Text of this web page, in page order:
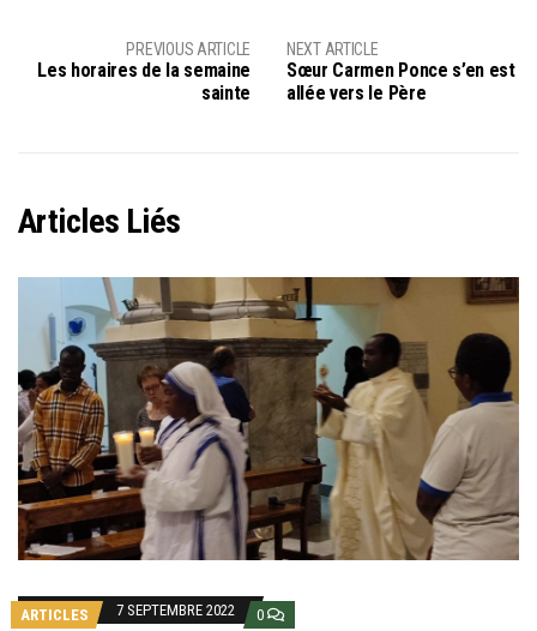
PREVIOUS ARTICLE
Les horaires de la semaine
sainte
NEXT ARTICLE
Sœur Carmen Ponce s’en est
allée vers le Père
Articles Liés
ARTICLES 7 SEPTEMBRE 2022 0